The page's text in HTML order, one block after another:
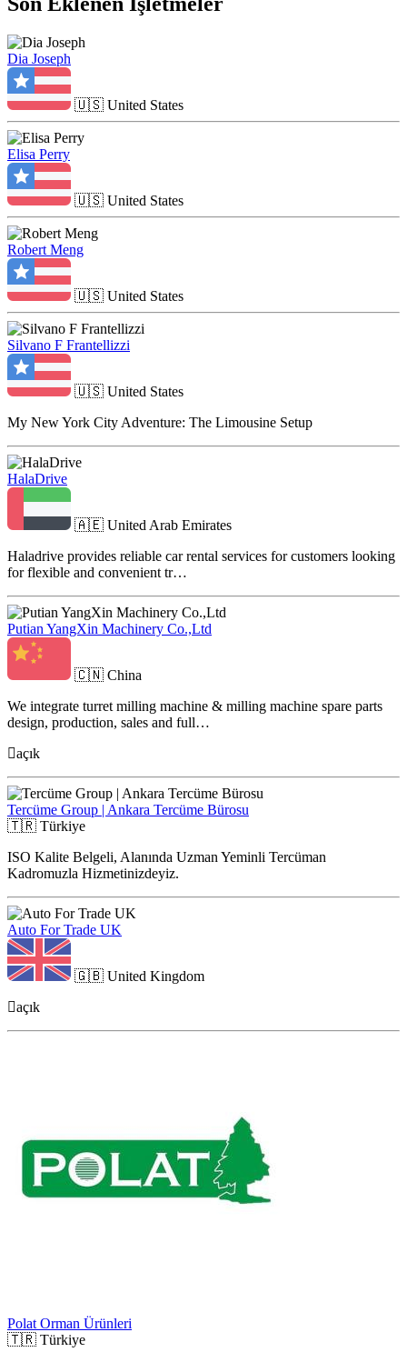
Dia Joseph
🇺🇸 United States
Elisa Perry
🇺🇸 United States
Robert Meng
🇺🇸 United States
Silvano F Frantellizzi
🇺🇸 United States
My New York City Adventure: The Limousine Setup
HalaDrive
🇦🇪 United Arab Emirates
Haladrive provides reliable car rental services for customers looking
for flexible and convenient tr…
Putian YangXin Machinery Co.,Ltd
🇨🇳 China
We integrate turret milling machine & milling machine spare parts
design, production, sales and full…
açık
Tercüme Group | Ankara Tercüme Bürosu
🇹🇷 Türkiye
ISO Kalite Belgeli, Alanında Uzman Yeminli Tercüman
Kadromuzla Hizmetinizdeyiz.
Auto For Trade UK
🇬🇧 United Kingdom
açık
Polat Orman Ürünleri
🇹🇷 Türkiye